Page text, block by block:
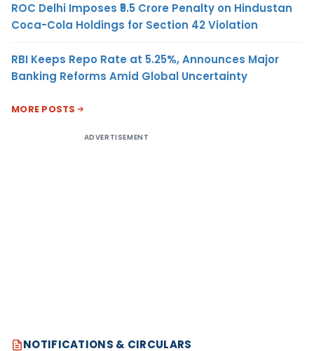
ROC Delhi Imposes ₹5.5 Crore Penalty on Hindustan
Coca-Cola Holdings for Section 42 Violation
RBI Keeps Repo Rate at 5.25%, Announces Major
Banking Reforms Amid Global Uncertainty
MORE POSTS
ADVERTISEMENT
NOTIFICATIONS & CIRCULARS